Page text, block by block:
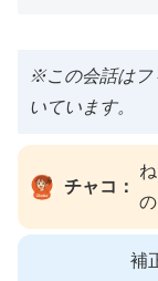
※この会話はフ
いています。
チャコ：
の
補